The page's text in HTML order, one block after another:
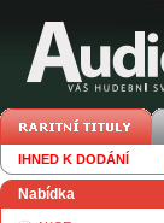
IHNED K DODÁNÍ
Nabídka